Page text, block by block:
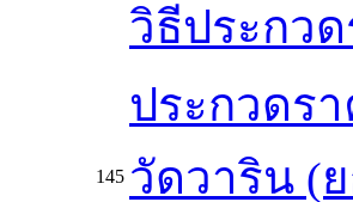
วิธีประกว
145
ประกวดร
วัดวาริน (